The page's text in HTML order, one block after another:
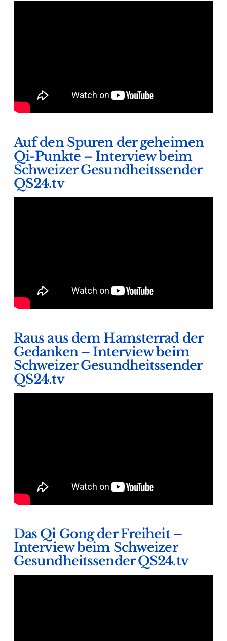
Auf den Spuren der geheimen
Qi-Punkte – Interview beim
Schweizer Gesundheitssender
QS24.tv
Raus aus dem Hamsterrad der
Gedanken – Interview beim
Schweizer Gesundheitssender
QS24.tv
Das Qi Gong der Freiheit –
Interview beim Schweizer
Gesundheitssender QS24.tv